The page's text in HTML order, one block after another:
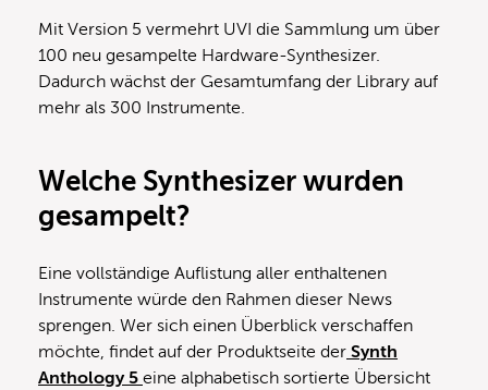
Mit Version 5 vermehrt UVI die Sammlung um über
100 neu gesampelte Hardware-Synthesizer.
Dadurch wächst der Gesamtumfang der Library auf
mehr als 300 Instrumente.
Welche Synthesizer wurden
gesampelt?
Eine vollständige Auflistung aller enthaltenen
Instrumente würde den Rahmen dieser News
sprengen. Wer sich einen Überblick verschaffen
möchte, findet auf der Produktseite der Synth
Anthology 5 eine alphabetisch sortierte Übersicht